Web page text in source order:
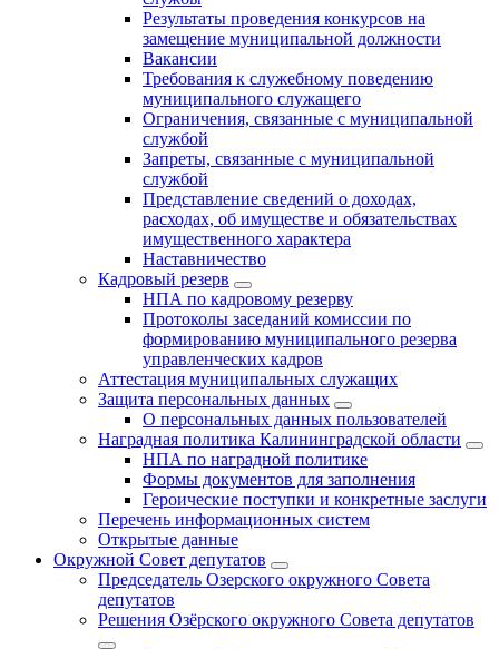
Результаты проведения конкурсов на
замещение муниципальной должности
Вакансии
Требования к служебному поведению
муниципального служащего
Ограничения, связанные с муниципальной
службой
Запреты, связанные с муниципальной
службой
Представление сведений о доходах,
расходах, об имуществе и обязательствах
имущественного характера
Наставничество
Кадровый резерв
НПА по кадровому резерву
Протоколы заседаний комиссии по
формированию муниципального резерва
управленческих кадров
Аттестация муниципальных служащих
Защита персональных данных
О персональных данных пользователей
Наградная политика Калининградской области
НПА по наградной политике
Формы документов для заполнения
Героические поступки и конкретные заслуги
Перечень информационных систем
Открытые данные
Окружной Совет депутатов
Председатель Озерского окружного Совета
депутатов
Решения Озёрского окружного Совета депутатов